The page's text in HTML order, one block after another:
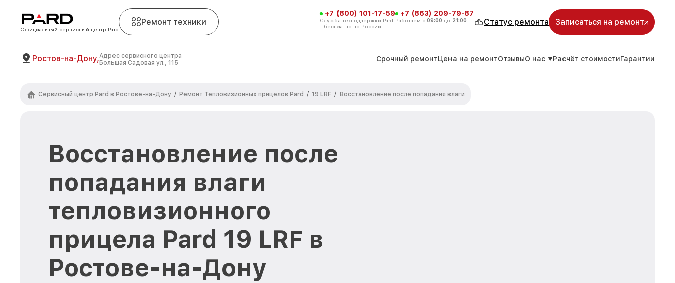
Официальный сервисный центр Pard
Ремонт техники
+7 (800) 101-17-59
Служба техподдержки Pard
- бесплатно по России
+7 (863) 209-79-87
Работаем с 09:00 до 21:00 Статус ремонта Записаться на ремонт
Ростов-на-Дону,Адрес сервисного центра
Большая Садовая ул., 115
Срочный ремонтЦена на ремонтОтзывыО нас Расчёт стоимостиГарантии
Сервисный центр Pard в Ростове-на-Дону / Ремонт Тепловизионных прицелов Pard / 19 LRF / Восстановление после попадания влаги
Восстановление после
попадания влаги
тепловизионного
прицела Pard 19 LRF в
Ростове-на-Дону